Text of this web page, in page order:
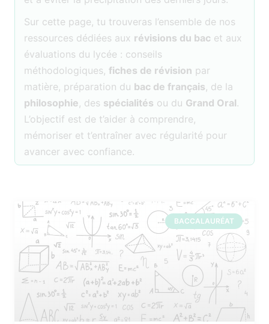
Sur cette page, tu trouveras l’ensemble de nos
ressources dédiées aux révisions du bac et aux
évaluations du lycée : conseils
méthodologiques, fiches de révision par
matière, préparation du bac de français, de la
philosophie, des spécialités ou du Grand Oral.
L’objectif est de t’aider à comprendre,
mémoriser et t’entraîner avec régularité pour
avancer avec confiance.
BACCALAURÉAT